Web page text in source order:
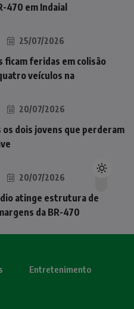
470 em Indaial
25/07/2026
ficam feridas em colisão
veículos na
20/07/2026
dois jovens que perderam
20/07/2026
atinge estrutura de
da BR-470
Entretenimento